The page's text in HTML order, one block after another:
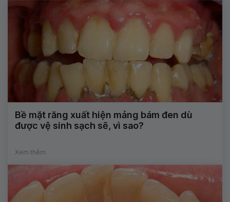
Bề mặt răng xuất hiện mảng bám đen dù
được vệ sinh sạch sẽ, vì sao?
Xem thêm